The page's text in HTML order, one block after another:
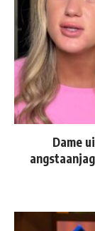
Dame